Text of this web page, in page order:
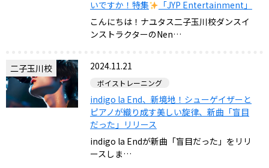
いですか！特集
「JYP Entertainment」
こんにちは！ナユタス二子玉川校ダンスイ
ンストラクターのNen…
二子玉川校 2024.11.21
ボイストレーニング
indigo la End、新境地！シューゲイザーと
ピアノが織り成す美しい旋律、新曲「盲目
だった」リリース
indigo la Endが新曲「盲目だった」をリリ
ースしま…